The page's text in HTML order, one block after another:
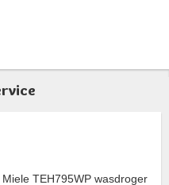
TEH795WP wasdroger